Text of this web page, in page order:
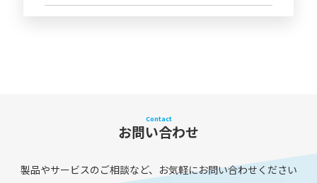
Contact
お問い合わせ
製品やサービスのご相談など、お気軽にお問い合わせください